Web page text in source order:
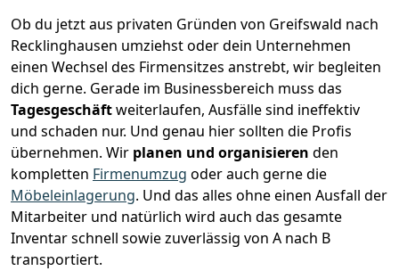
Ob du jetzt aus privaten Gründen von Greifswald nach
Recklinghausen umziehst oder dein Unternehmen
einen Wechsel des Firmensitzes anstrebt, wir begleiten
dich gerne. Gerade im Businessbereich muss das
Tagesgeschäftweiterlaufen, Ausfälle sind ineffektiv
und schaden nur. Und genau hier sollten die Profis
übernehmen. Wir planen und organisieren den
kompletten Firmenumzug oder auch gerne die
Möbeleinlagerung. Und das alles ohne einen Ausfall der
Mitarbeiter und natürlich wird auch das gesamte
Inventar schnell sowie zuverlässig von A nach B
transportiert.